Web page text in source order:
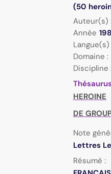
(50
Auteur(s)
Année
Langue(s)
Domaine :
Discipline
HEROINE
DE
Note
Lettres
Résumé :